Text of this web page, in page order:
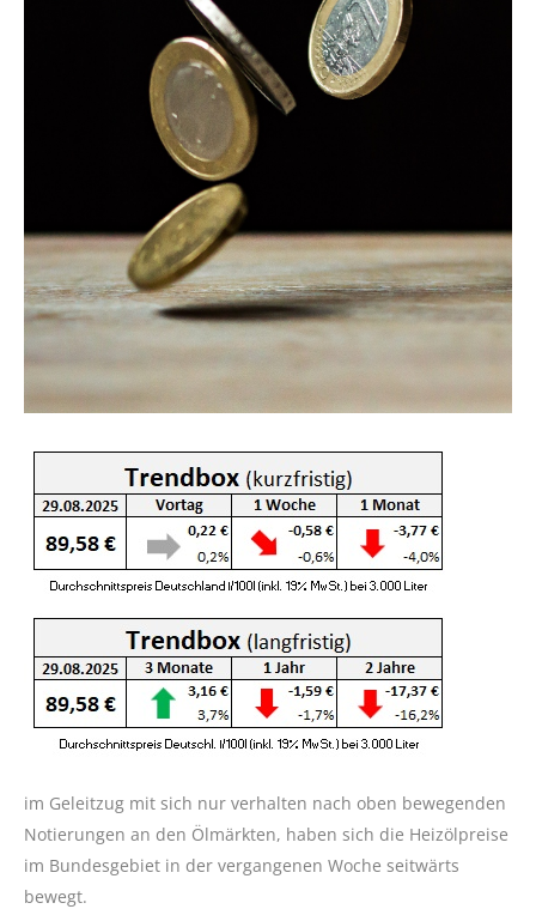
im Geleitzug mit sich nur verhalten nach oben bewegenden
Notierungen an den Ölmärkten, haben sich die Heizölpreise
im Bundesgebiet in der vergangenen Woche seitwärts
bewegt.